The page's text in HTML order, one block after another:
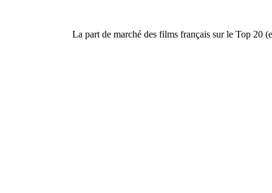
La part de marché des films français sur le Top 20